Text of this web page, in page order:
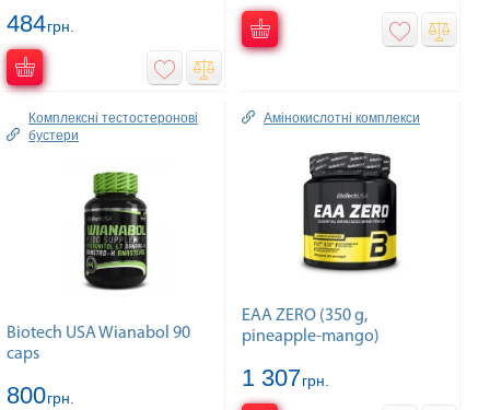
484грн.
Комплексні тестостеронові
бустери
Biotech USA Wianabol 90
caps
800грн.
Амінокислотні комплекси
EAA ZERO (350 g,
pineapple-mango)
1 307грн.